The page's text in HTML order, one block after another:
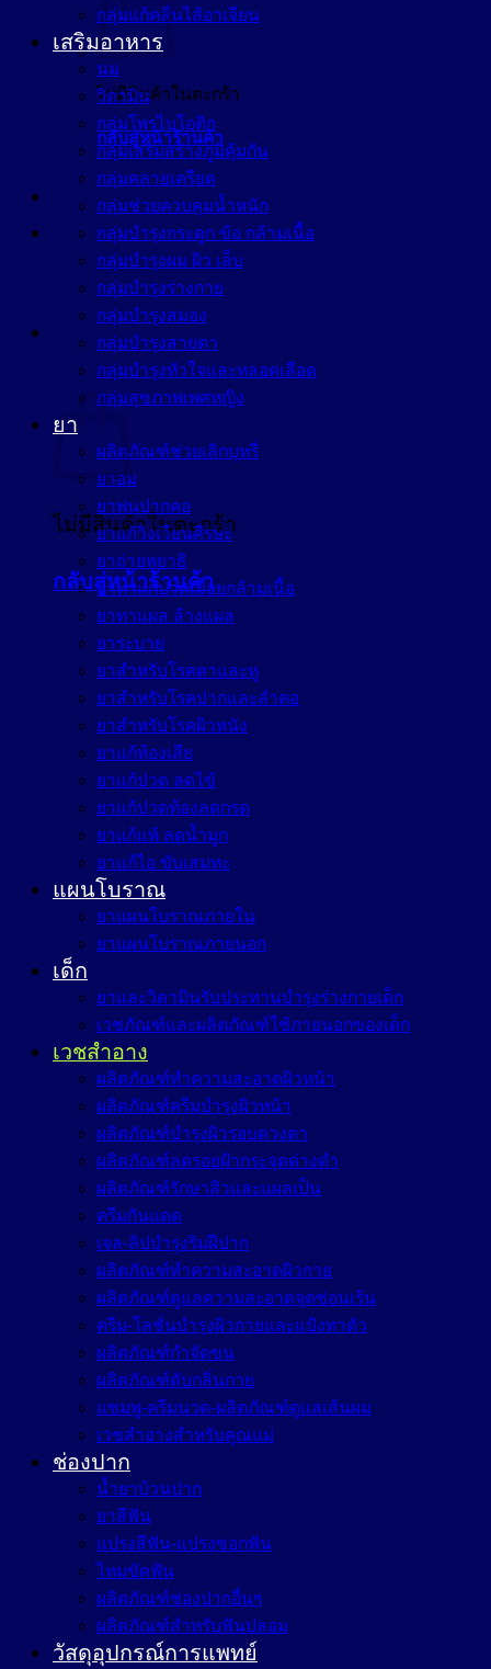
ไม่มีสินค้าในตะกร้า
กลับสู่หน้าร้านค้า
ตะกร้าสินค้า
ไม่มีสินค้าในตะกร้า
กลับสู่หน้าร้านค้า
กลุ่มแก้คลื่นไส้อาเจียน
เสริมอาหาร
นม
วิตามิน
กลุ่มโพรไบโอติก
กลุ่มเสริมสร้างภูมิคุ้มกัน
กลุ่มคลายเครียด
กลุ่มช่วยควบคุมน้ำหนัก
กลุ่มบำรุงกระดูก ข้อ กล้ามเนื้อ
กลุ่มบำรุงผม ผิว เล็บ
กลุ่มบำรุงร่างกาย
กลุ่มบำรุงสมอง
กลุ่มบำรุงสายตา
กลุ่มบำรุงหัวใจและหลอดเลือด
กลุ่มสุขภาพเพศหญิง
ยา
ผลิตภัณฑ์ช่วยเลิกบุหรี่
ยาอม
ยาพ่นปากคอ
ยาแก้วิงเวียนศีรษะ
ยาถ่ายพยาธิ
ยาทาแก้ปวดเมื่อยกล้ามเนื้อ
ยาทาแผล ล้างแผล
ยาระบาย
ยาสำหรับโรคตาและหู
ยาสำหรับโรคปากและลำคอ
ยาสำหรับโรคผิวหนัง
ยาแก้ท้องเสีย
ยาแก้ปวด ลดไข้
ยาแก้ปวดท้องลดกรด
ยาแก้แพ้ ลดน้ำมูก
ยาแก้ไอ ขับเสมหะ
แผนโบราณ
ยาแผนโบราณภายใน
ยาแผนโบราณภายนอก
เด็ก
ยาและวิตามินรับประทานบำรุงร่างกายเด็ก
เวชภัณฑ์และผลิตภัณฑ์ใช้ภายนอกของเด็ก
เวชสำอาง
ผลิตภัณฑ์ทำความสะอาดผิวหน้า
ผลิตภัณฑ์ครีมบำรุงผิวหน้า
ผลิตภัณฑ์บำรุงผิวรอบดวงตา
ผลิตภัณฑ์ลดรอยฝ้ากระจุดด่างดำ
ผลิตภัณฑ์รักษาสิวและแผลเป็น
ครีมกันแดด
เจล-ลิปบำรุงริมฝีปาก
ผลิตภัณฑ์ทำความสะอาดผิวกาย
ผลิตภัณฑ์ดูแลความสะอาดจุดซ่อนเร้น
ครีม-โลชั่นบำรุงผิวกายและแป้งทาตัว
ผลิตภัณฑ์กำจัดขน
ผลิตภัณฑ์ดับกลิ่นกาย
แชมพู-ครีมนวด-ผลิตภัณฑ์ดูแลเส้นผม
เวชสำอางสำหรับคุณแม่
ช่องปาก
น้ำยาบ้วนปาก
ยาสีฟัน
แปรงสีฟัน-แปรงซอกฟัน
ไหมขัดฟัน
ผลิตภัณฑ์ช่องปากอื่นๆ
ผลิตภัณฑ์สำหรับฟันปลอม
วัสดุอุปกรณ์การแพทย์